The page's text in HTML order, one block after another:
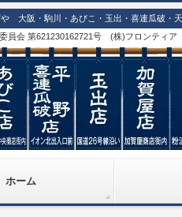
や 大阪・駒川・あびこ・玉出・喜連瓜破・
員会 第621230162721号 (株)フロンティア
ホーム